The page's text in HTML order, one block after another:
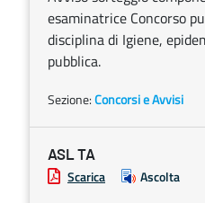
esaminatrice Concorso
disciplina di Igiene,
pubblica.
Sezione:Concorsi e Avvisi
ASL TA
Scarica Ascolta